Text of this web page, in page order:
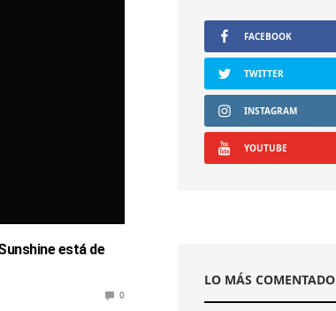
está de
0
FACEBOOK
TWITTER
INSTAGRAM
YOUTUBE
LO MÁS COMENTADO